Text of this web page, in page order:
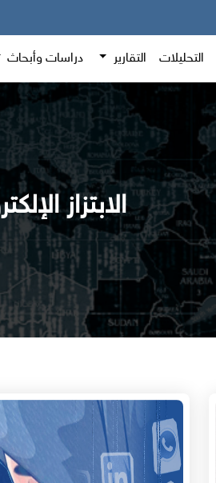
التحليلات التقارير دراسات وأبحاث
الابتزاز